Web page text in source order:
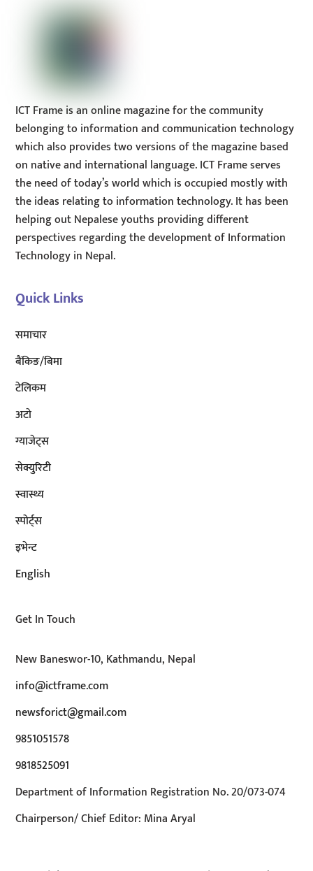
ICT Frame is an online magazine for the community
belonging to information and communication technology
which also provides two versions of the magazine based
on native and international language. ICT Frame serves
the need of today’s world which is occupied mostly with
the ideas relating to information technology. It has been
helping out Nepalese youths providing different
perspectives regarding the development of Information
Technology in Nepal.
Quick Links
समाचार
बैंकिङ/बिमा
टेलिकम
अटाे
ग्याजेट्स
सेक्युरिटी
स्वास्थ्य
स्पोर्ट्स
इभेन्ट
English
Get In Touch
New Baneswor-10, Kathmandu, Nepal
info@ictframe.com
newsforict@gmail.com
9851051578
9818525091
Department of Information Registration No. 20/073-074
Chairperson/ Chief Editor: Mina Aryal